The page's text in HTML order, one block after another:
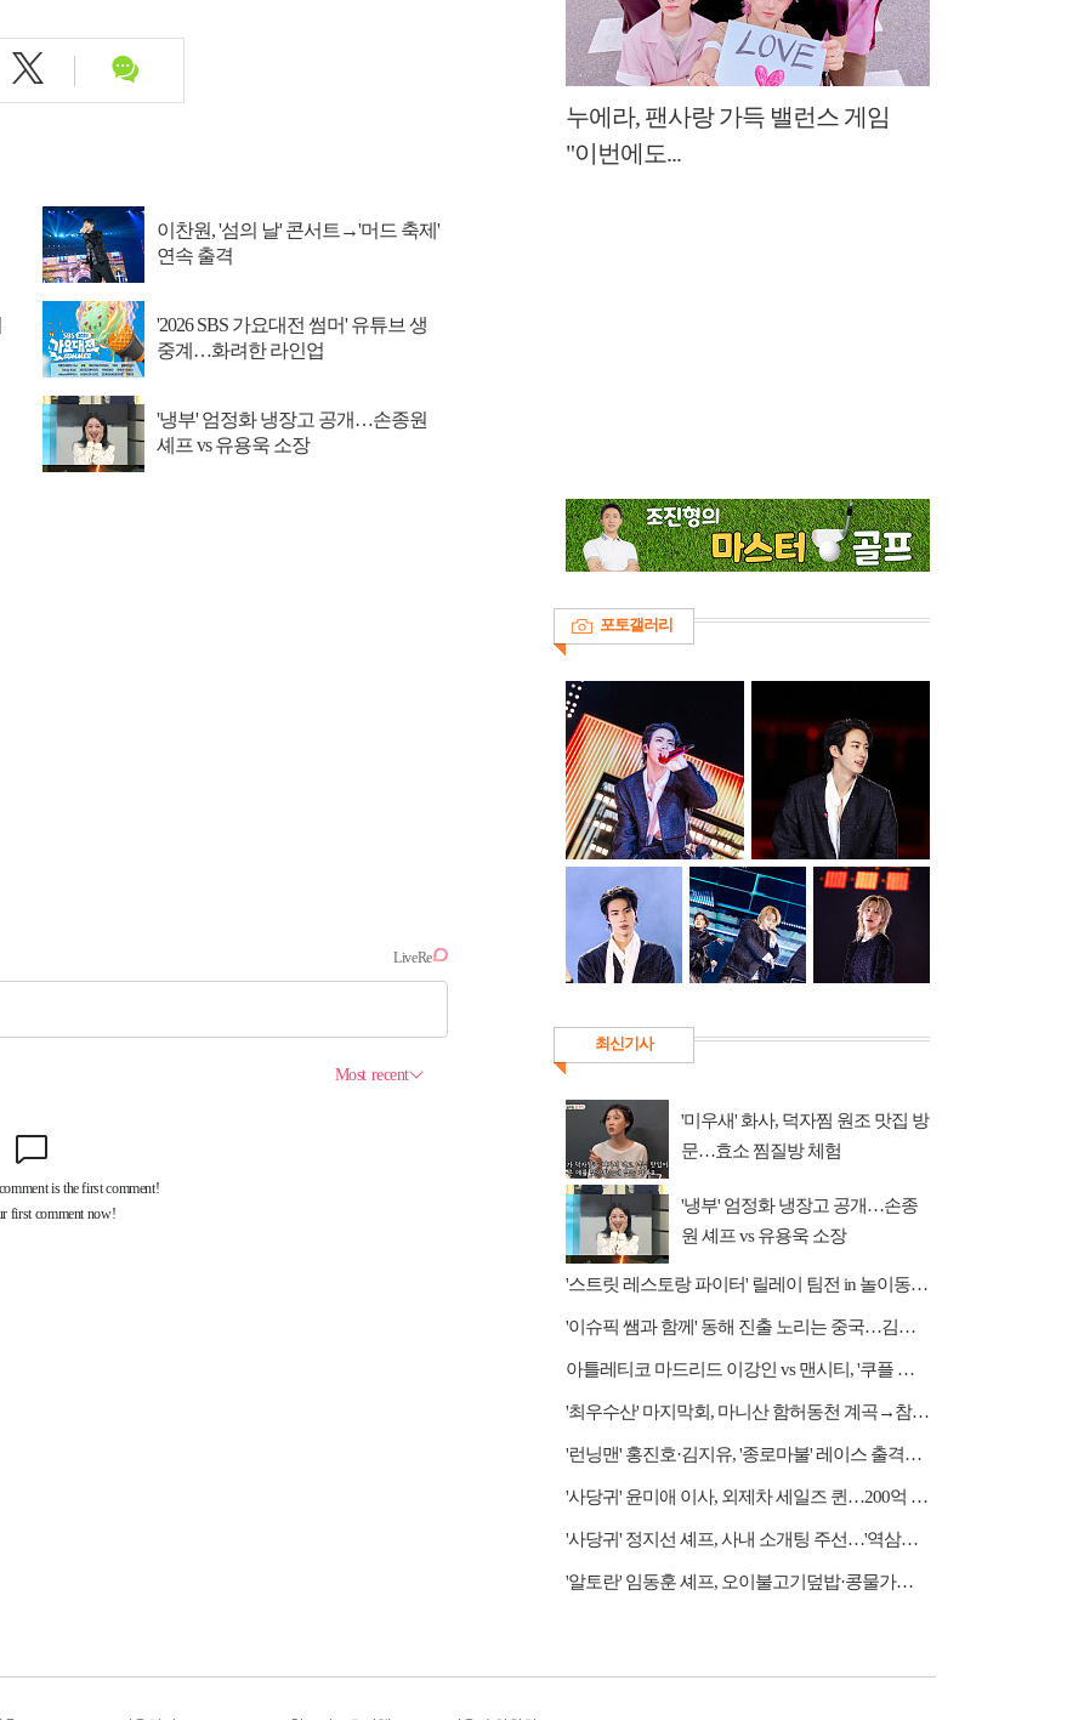
이찬원, '섬의 날' 콘서트→'머드 축제'
연속 출격
'2026 SBS 가요대전 썸머' 유튜브 생
중계…화려한 라인업
'냉부' 엄정화 냉장고 공개…손종원
셰프 vs 유용욱 소장
누에라, 팬사랑 가득 밸런스 게임
"이번에도...
포토갤러리
최신기사
'미우새' 화사, 덕자찜 원조 맛집 방
문…효소 찜질방 체험
'냉부' 엄정화 냉장고 공개…손종
원 셰프 vs 유용욱 소장
'스트릿 레스토랑 파이터' 릴레이 팀전 in 놀이동산 상권
'이슈픽 쌤과 함께' 동해 진출 노리는 중국…김흥규 교수 강연
아틀레티코 마드리드 이강인 vs 맨시티, '쿠플 시리즈' 중계 쿠팡플레이
'최우수산' 마지막회, 마니산 함허동천 계곡→참성단 등반
'런닝맨' 홍진호·김지유, '종로마불' 레이스 출격…레전드 예능감 자랑
'사당귀' 윤미애 이사, 외제차 세일즈 퀸…200억 자산가
'사당귀' 정지선 셰프, 사내 소개팅 주선…'역삼동 근육남' 등장에 후끈
'알토란' 임동훈 셰프, 오이불고기덮밥·콩물가지냉국 레시피 공개